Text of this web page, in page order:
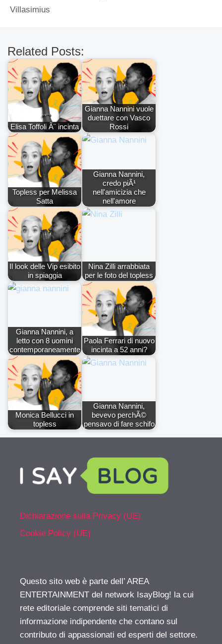
Villasimius
Related Posts:
Elisa Toffoli Ã¨ incinta
Gianna Nannini vuole
duettare con Vasco
Rossi
Topless per Melissa
Satta
Gianna Nannini,
credo piÃ¹
nell'amicizia che
nell'amore
Il look delle Vip esibito
in spiaggia
Nina Zilli arrabbiata
per le foto del topless
Gianna Nannini, a
letto con 8 uomini
contemporaneamente
Paola Ferrari di nuovo
incinta a 52 anni?
Monica Bellucci in
topless
Gianna Nannini,
bevevo perchÃ©
pensavo di fare schifo
Dichiarazione sulla Privacy (UE)
Cookie Policy (UE)
Questo sito web è parte dell’ AREA
ENTERTAINMENT del network IsayBlog! la cui
rete editoriale comprende siti tematici di
informazione indipendente che contano sul
contributo di appassionati ed esperti del settore.